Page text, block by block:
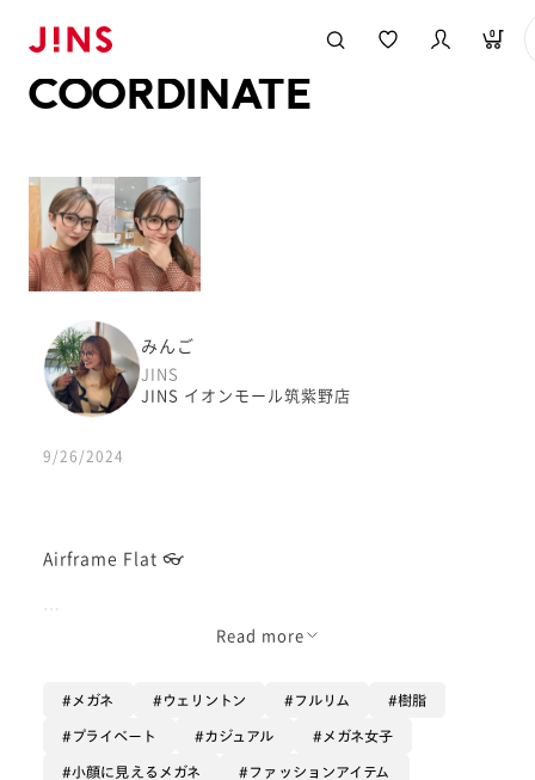
0
COORDINATE
みんご
JINS
JINS イオンモール筑紫野店
9/26/2024
Airframe Flat 👓
リニューアルして新登場した
今までの細いエアフレームに
物足りなさを感じていた方に
Read more
メガネ ウェリントン フルリム 樹脂
プライベート カジュアル メガネ女子
小顔に見えるメガネ ファッションアイテム